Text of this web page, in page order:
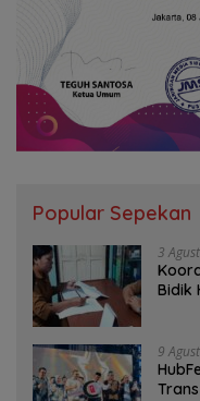
Popular Sepekan
3
Bidik
9